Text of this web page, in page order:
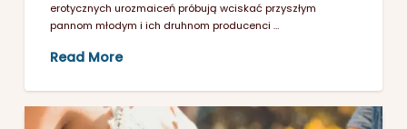
erotycznych urozmaiceń próbują wciskać przyszłym
pannom młodym i ich druhnom producenci …
Read More